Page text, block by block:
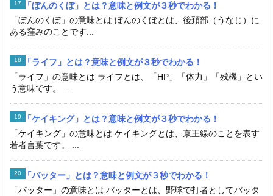
「ぼんのくぼ」とは？意味と例文が３秒でわかる！
「ぼんのくぼ」の意味とは ぼんのくぼとは、後頚部（うなじ）に
ある窪みのことです...
「ライフ」とは？意味と例文が３秒でわかる！
「ライフ」の意味とは ライフとは、「HP」「体力」「残機」とい
う意味です。 ...
「ケイキング」とは？意味と例文が３秒でわかる！
「ケイキング」の意味とは ケイキングとは、京王線のことを表す
若者言葉です。 ...
「バッター」とは？意味と例文が３秒でわかる！
「バッター」の意味とは バッターとは、野球で打者としてバッタ